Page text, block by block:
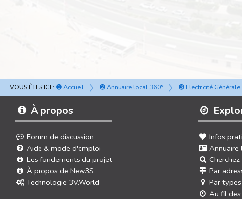
VOUS ÊTES ICI : ➊ Accueil ➋ Annuaire local 360° ➌ Electricité
Infos
Annuaire
Cherchez
Par
Par
Au fil des
À propos
Forum de discussion
Aide & mode d'emploi
Les fondements du projet
À propos de New3S
Technologie 3V.World